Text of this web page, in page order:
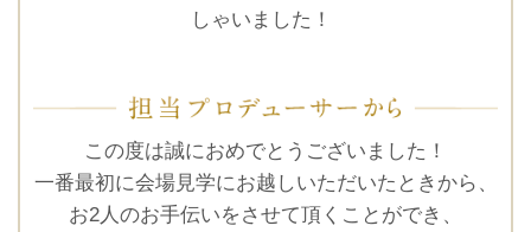
しゃいました！
この度は誠におめでとうございました！
一番最初に会場見学にお越しいただいたときから、
お2人のお手伝いをさせて頂くことができ、
TEL.0120-117-548